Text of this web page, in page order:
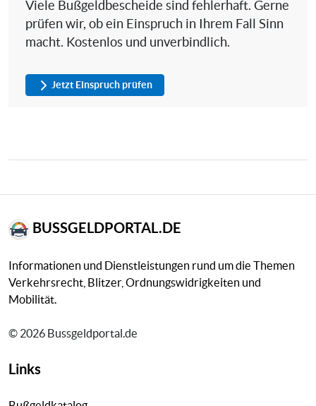
Viele Bußgeldbescheide sind fehlerhaft. Gerne
prüfen wir, ob ein Einspruch in Ihrem Fall Sinn
macht. Kostenlos und unverbindlich.
Jetzt Einspruch prüfen
BUSSGELDPORTAL.DE
Informationen und Dienstleistungen rund um die Themen
Verkehrsrecht, Blitzer, Ordnungswidrigkeiten und
Mobilität.
© 2026 Bussgeldportal.de
Links